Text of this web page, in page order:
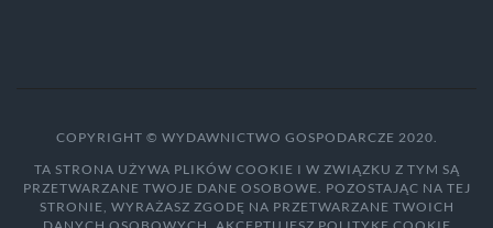
COPYRIGHT © WYDAWNICTWO GOSPODARCZE 2020.
TA STRONA UŻYWA PLIKÓW COOKIE I W ZWIĄZKU Z TYM SĄ
PRZETWARZANE TWOJE DANE OSOBOWE. POZOSTAJĄC NA TEJ
STRONIE, WYRAŻASZ ZGODĘ NA PRZETWARZANE TWOICH